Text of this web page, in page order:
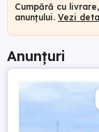
Cumpără cu
anunțului. Vezi
Anunțuri